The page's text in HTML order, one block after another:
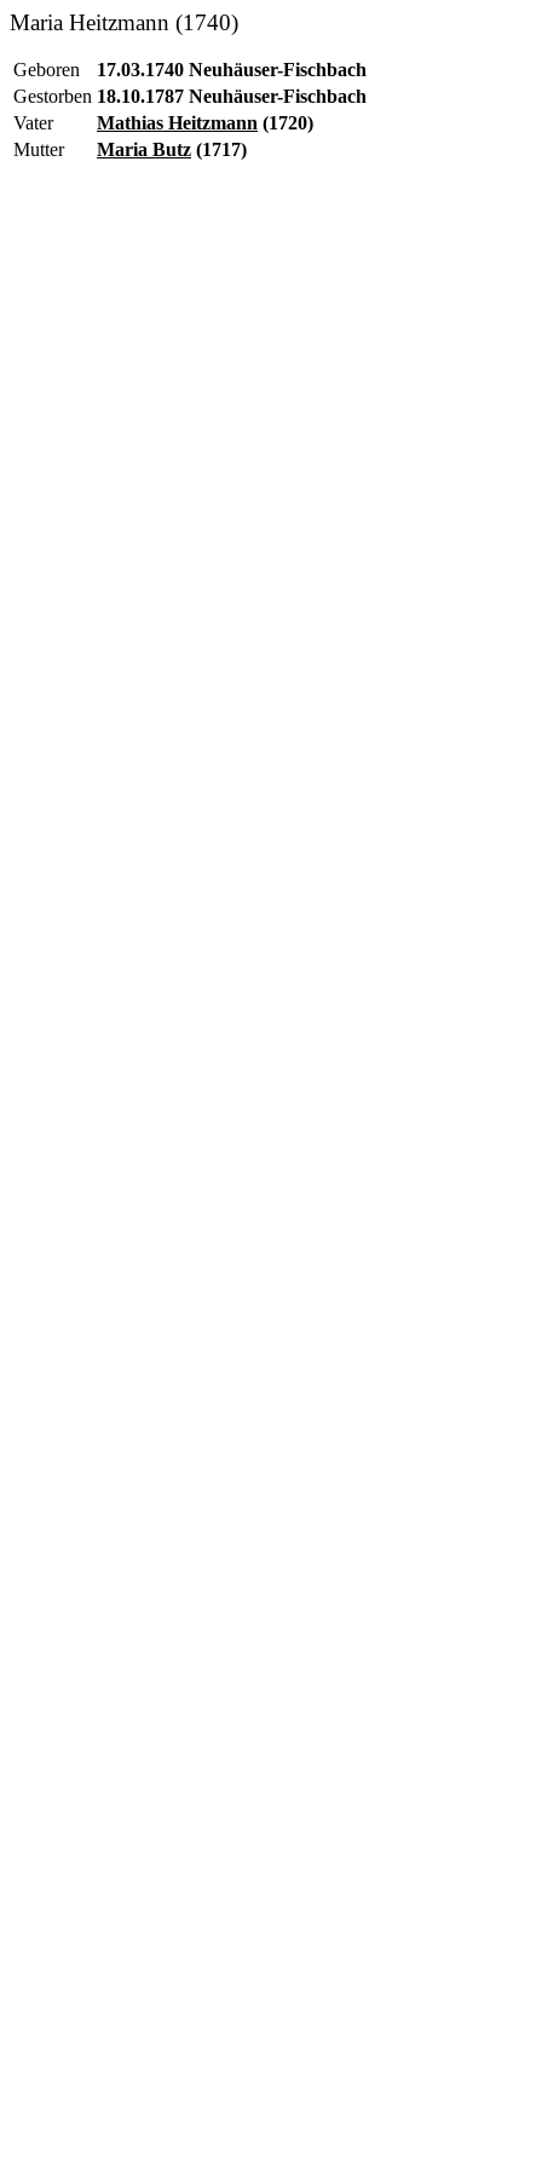
Maria Heitzmann (1740)
Geboren
17.03.1740 Neuhäuser-Fischbach
Gestorben 18.10.1787 Neuhäuser-Fischbach
Vater
Mathias Heitzmann (1720)
Mutter
Maria Butz (1717)